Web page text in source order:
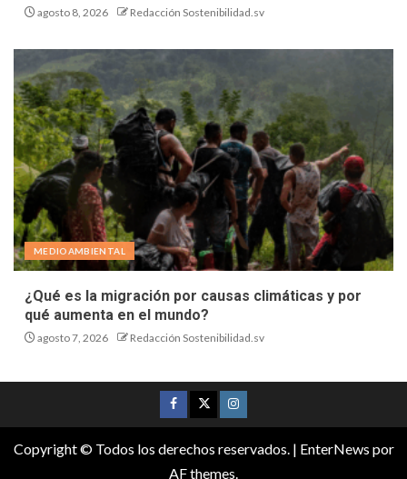
agosto 8, 2026 Redacción Sostenibilidad.sv
MEDIOAMBIENTAL
¿Qué es la migración por causas climáticas y por
qué aumenta en el mundo?
agosto 7, 2026 Redacción Sostenibilidad.sv
Copyright © Todos los derechos reservados. | EnterNews por
AF themes.